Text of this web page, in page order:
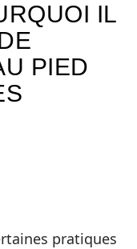
IL
PIED
pratiques